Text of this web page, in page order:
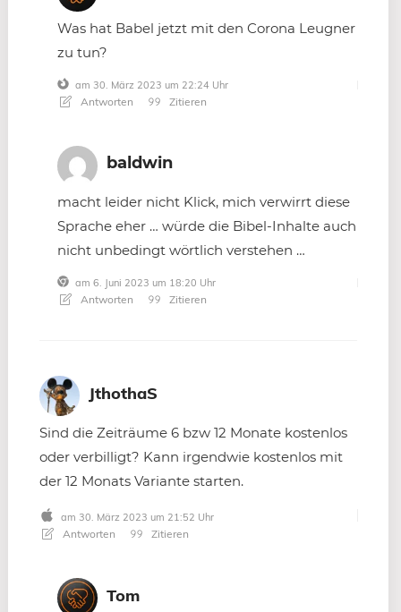
Was hat Babel jetzt mit den Corona Leugner
zu tun?
am 30. März 2023 um 22:24 Uhr
Antworten Zitieren
baldwin
macht leider nicht Klick, mich verwirrt diese
Sprache eher … würde die Bibel-Inhalte auch
nicht unbedingt wörtlich verstehen …
am 6. Juni 2023 um 18:20 Uhr
Antworten Zitieren
JthothaS
Sind die Zeiträume 6 bzw 12 Monate kostenlos
oder verbilligt? Kann irgendwie kostenlos mit
der 12 Monats Variante starten.
am 30. März 2023 um 21:52 Uhr
Antworten Zitieren
Tom